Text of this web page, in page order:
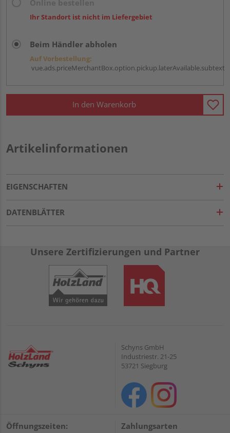
Ihr Standort ist nicht im Liefergebiet
Beim Händler abholen
Auf Vorbestellung:
vue.ads.priceMerchantBox.option.pickup.laterAvailable.subtext
In den Warenkorb
Artikelinformationen
EIGENSCHAFTEN
DATENBLÄTTER
Unsere Zertifizierungen und Partner
Schyns GmbH
Industriestr. 21-25
53721 Siegburg
Öffnungszeiten: Zahlungsarten